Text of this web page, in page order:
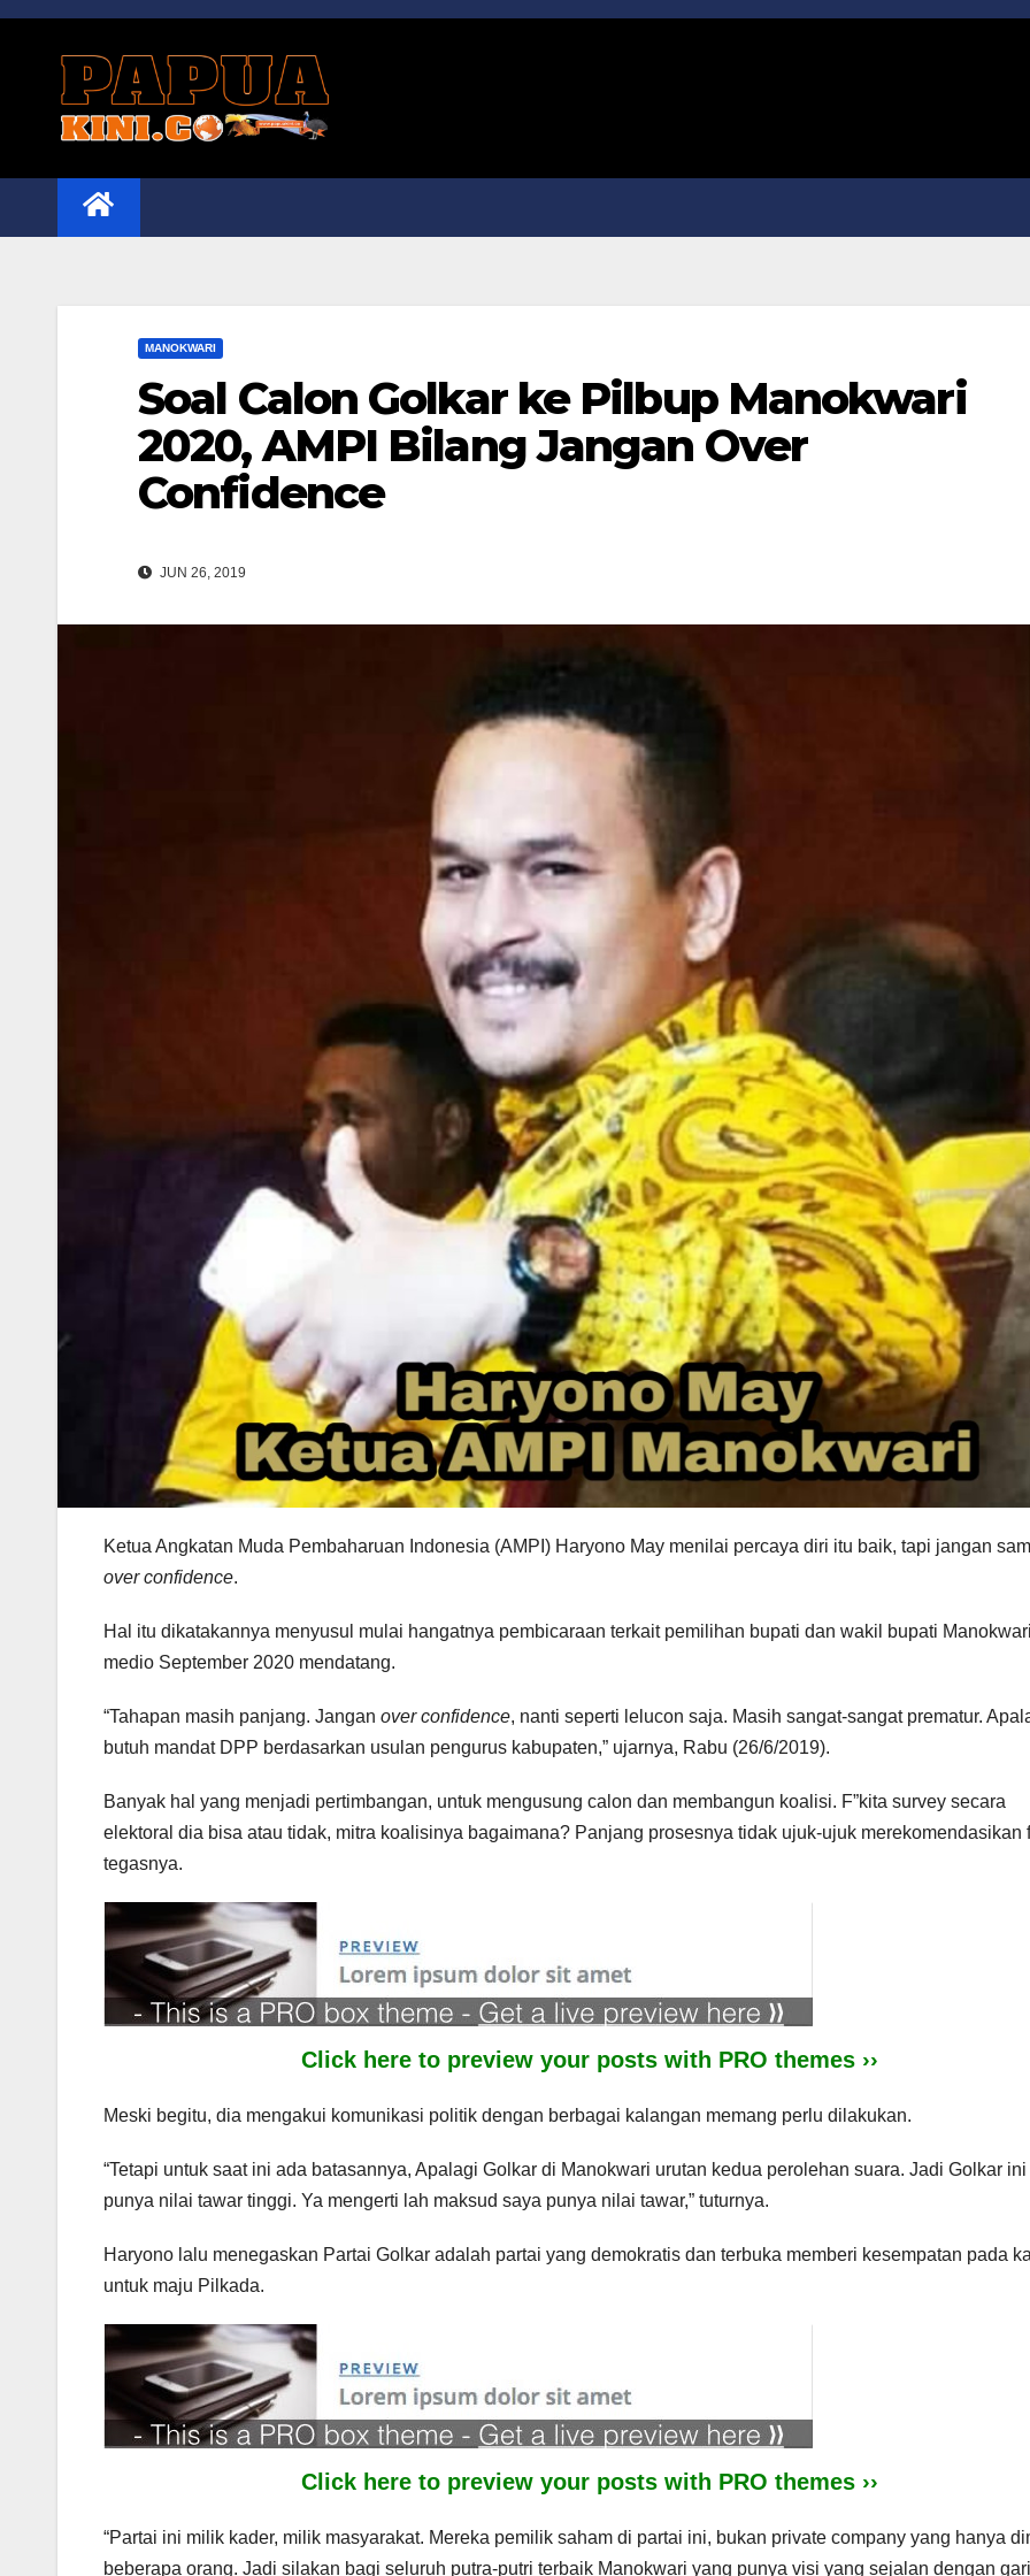
Skip
MANOKWARI
Soal Calon Golkar ke Pilbup Manokwari
2020, AMPI Bilang Jangan Over
Confidence
JUN 26, 2019
Ketua Angkatan Muda Pembaharuan Indonesia (AMPI) Haryono May menilai percaya diri itu baik, tapi jangan
over confidence.
Hal itu dikatakannya menyusul mulai hangatnya pembicaraan terkait pemilihan bupati dan wakil bupati Manokwari
medio September 2020 mendatang.
“Tahapan masih panjang. Jangan over confidence, nanti seperti lelucon saja. Masih sangat-sangat prematur.
butuh mandat DPP berdasarkan usulan pengurus kabupaten,” ujarnya, Rabu (26/6/2019).
Banyak hal yang menjadi pertimbangan, untuk mengusung calon dan membangun koalisi. F”kita survey secara
elektoral dia bisa atau tidak, mitra koalisinya bagaimana? Panjang prosesnya tidak ujuk-ujuk merekomendasikan
tegasnya.
Click here to preview your posts with PRO themes ››
Meski begitu, dia mengakui komunikasi politik dengan berbagai kalangan memang perlu dilakukan.
“Tetapi untuk saat ini ada batasannya, Apalagi Golkar di Manokwari urutan kedua perolehan suara. Jadi Golkar ini
punya nilai tawar tinggi. Ya mengerti lah maksud saya punya nilai tawar,” tuturnya.
Haryono lalu menegaskan Partai Golkar adalah partai yang demokratis dan terbuka memberi kesempatan pada
untuk maju Pilkada.
Click here to preview your posts with PRO themes ››
“Partai ini milik kader, milik masyarakat. Mereka pemilik saham di partai ini, bukan private company yang hanya
beberapa orang. Jadi silakan bagi seluruh putra-putri terbaik Manokwari yang punya visi yang sejalan dengan